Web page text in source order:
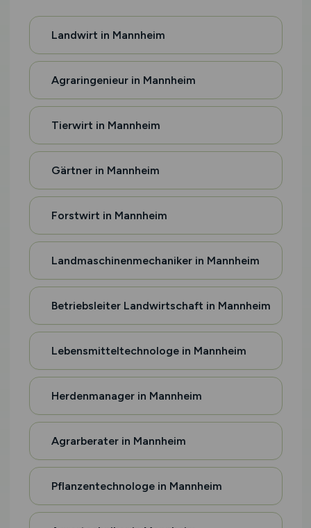
Landwirt in Mannheim
Agraringenieur in Mannheim
Tierwirt in Mannheim
Gärtner in Mannheim
Forstwirt in Mannheim
Landmaschinenmechaniker in Mannheim
Betriebsleiter Landwirtschaft in Mannheim
Lebensmitteltechnologe in Mannheim
Herdenmanager in Mannheim
Agrarberater in Mannheim
Pflanzentechnologe in Mannheim